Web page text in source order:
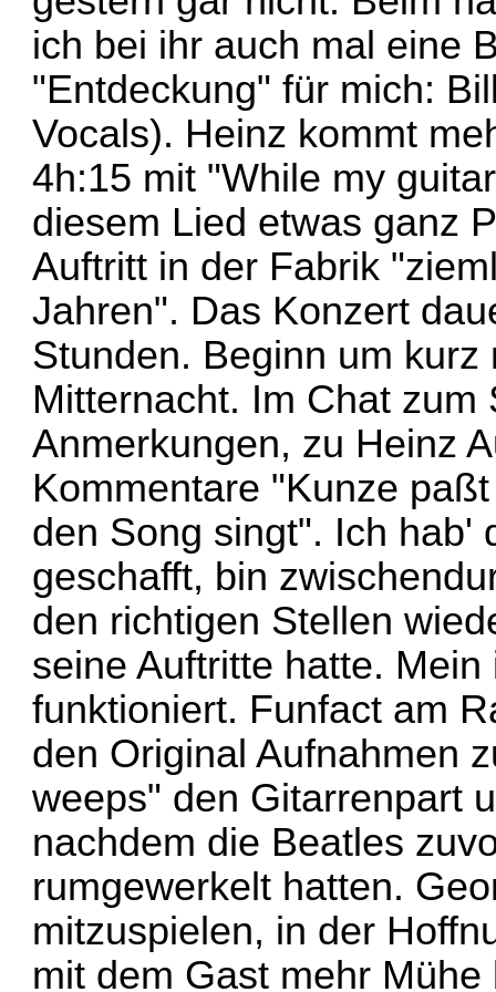
ich bei ihr auch mal eine
"Entdeckung" für mich:
Vocals). Heinz kommt
4h:15 mit "While my
diesem Lied etwas ganz
Auftritt in der Fabrik
Jahren". Das Konzert
Stunden. Beginn um
Mitternacht. Im Chat
Anmerkungen, zu Heinz
Kommentare "Kunze
den Song singt". Ich hab'
geschafft, bin
den richtigen Stellen
seine Auftritte hatte.
funktioniert. Funfact am
den Original Aufnahmen
weeps" den Gitarrenpart
nachdem die Beatles
rumgewerkelt hatten.
mitzuspielen, in der
mit dem Gast mehr